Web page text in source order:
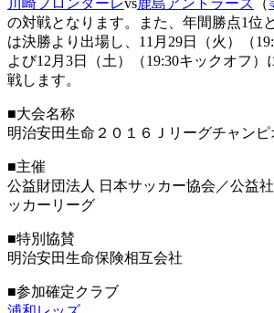
川崎フロンターレvs鹿島アントラーズ （
の対戦となります。また、年間勝点1位
は決勝より出場し、11月29日（火）（
よび12月3日（土）（19:30キックオフ
戦します。
■大会名称
明治安田生命２０１６Ｊリーグチャン
■主催
公益財団法人 日本サッカー協会／公益
ッカーリーグ
■特別協賛
明治安田生命保険相互会社
■参加確定クラブ